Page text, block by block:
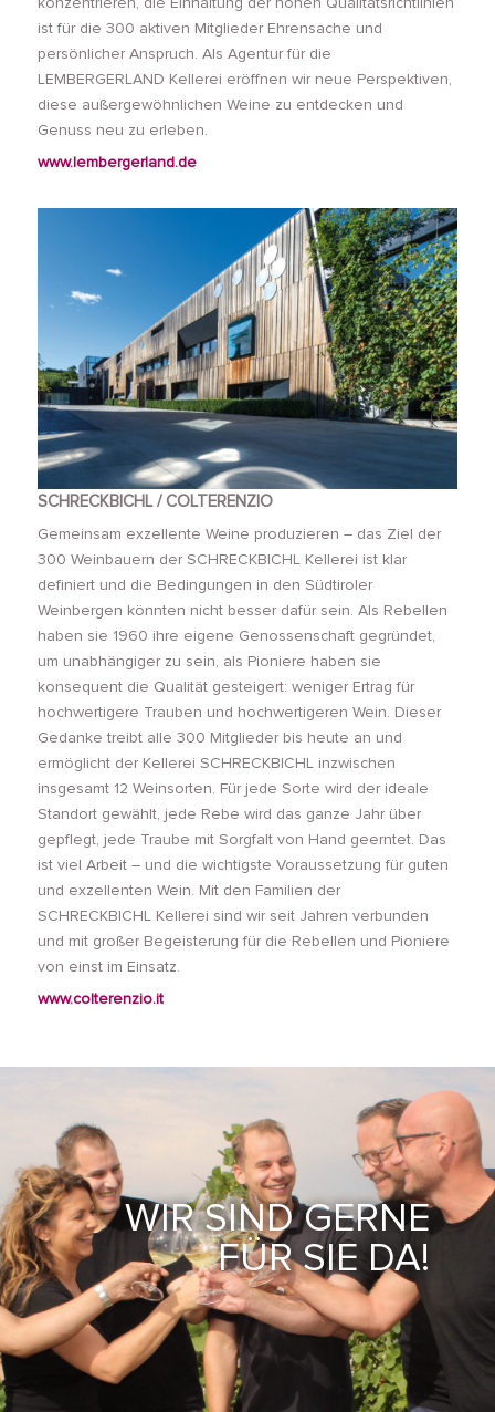
ist für die 300 aktiven Mitglieder Ehrensache und
persönlicher Anspruch. Als Agentur für die
LEMBERGERLAND Kellerei eröffnen wir neue Perspektiven,
diese außergewöhnlichen Weine zu entdecken und
Genuss neu zu erleben.
www.lembergerland.de
SCHRECKBICHL / COLTERENZIO
Gemeinsam exzellente Weine produzieren – das Ziel der
300 Weinbauern der SCHRECKBICHL Kellerei ist klar
definiert und die Bedingungen in den Südtiroler
Weinbergen könnten nicht besser dafür sein. Als Rebellen
haben sie 1960 ihre eigene Genossenschaft gegründet,
um unabhängiger zu sein, als Pioniere haben sie
konsequent die Qualität gesteigert: weniger Ertrag für
hochwertigere Trauben und hochwertigeren Wein. Dieser
Gedanke treibt alle 300 Mitglieder bis heute an und
ermöglicht der Kellerei SCHRECKBICHL inzwischen
insgesamt 12 Weinsorten. Für jede Sorte wird der ideale
Standort gewählt, jede Rebe wird das ganze Jahr über
gepflegt, jede Traube mit Sorgfalt von Hand geerntet. Das
ist viel Arbeit – und die wichtigste Voraussetzung für guten
und exzellenten Wein. Mit den Familien der
SCHRECKBICHL Kellerei sind wir seit Jahren verbunden
und mit großer Begeisterung für die Rebellen und Pioniere
von einst im Einsatz.
www.colterenzio.it
WIR SIND GERNE
FÜR SIE DA!